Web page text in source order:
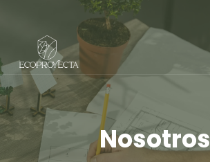
Nosotros